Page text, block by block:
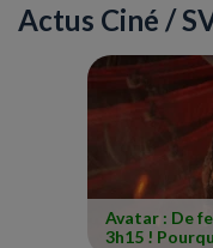
Actus Ciné /
Avatar : De
3h15 !